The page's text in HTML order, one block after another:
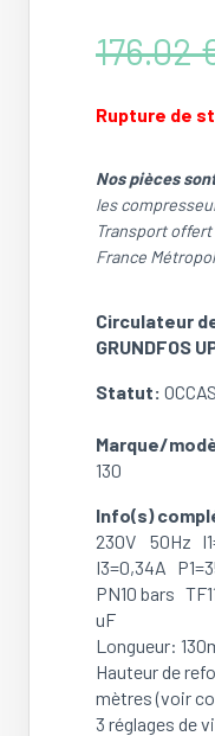
176.02
Rupture de
Nos pièces
les
Transport offert
France
Circulateur
GRUNDFOS
Statut:
Marque/
130
Info(s)
230V 50Hz
I3=0,34A
PN10 bars
uF
Longueur:
Hauteur de
mètres (voir
3 réglages de